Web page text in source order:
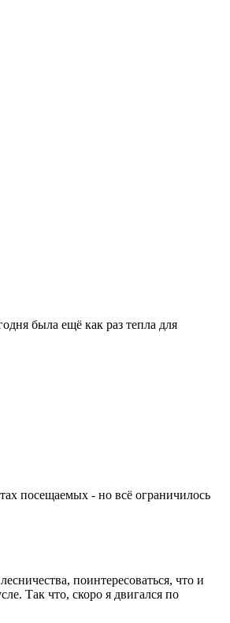
была ещё как раз тепла для
посещаемых - но всё ограничилось
поинтересоваться, что и
Так что, скоро я двигался по